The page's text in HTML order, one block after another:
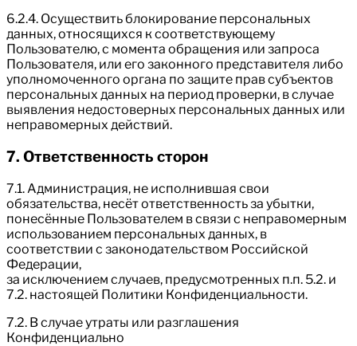
6.2.4. Осуществить блокирование персональных
данных, относящихся к соответствующему
Пользователю, с момента обращения или запроса
Пользователя, или его законного представителя либо
уполномоченного органа по защите прав субъектов
персональных данных на период проверки, в случае
выявления недостоверных персональных данных или
неправомерных действий.
7. Ответственность сторон
7.1. Администрация, не исполнившая свои
обязательства, несёт ответственность за убытки,
понесённые Пользователем в связи с неправомерным
использованием персональных данных, в
соответствии с законодательством Российской
Федерации,
за исключением случаев, предусмотренных п.п. 5.2. и
7.2. настоящей Политики Конфиденциальности.
7.2. В случае утраты или разглашения
Конфиденциально